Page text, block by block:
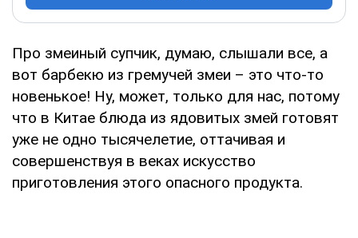
Про змеиный супчик, думаю, слышали все, а
вот барбекю из гремучей змеи – это что-то
новенькое! Ну, может, только для нас, потому
что в Китае блюда из ядовитых змей готовят
уже не одно тысячелетие, оттачивая и
совершенствуя в веках искусство
приготовления этого опасного продукта.